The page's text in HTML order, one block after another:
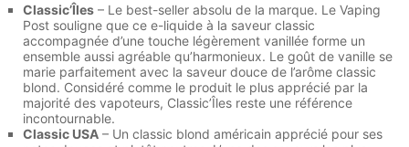
Classic’Îles – Le best-seller absolu de la marque. Le Vaping
Post souligne que ce e-liquide à la saveur classic
accompagnée d’une touche légèrement vanillée forme un
ensemble aussi agréable qu’harmonieux. Le goût de vanille se
marie parfaitement avec la saveur douce de l’arôme classic
blond. Considéré comme le produit le plus apprécié par la
majorité des vapoteurs, Classic’Îles reste une référence
incontournable.
Classic USA – Un classic blond américain apprécié pour ses